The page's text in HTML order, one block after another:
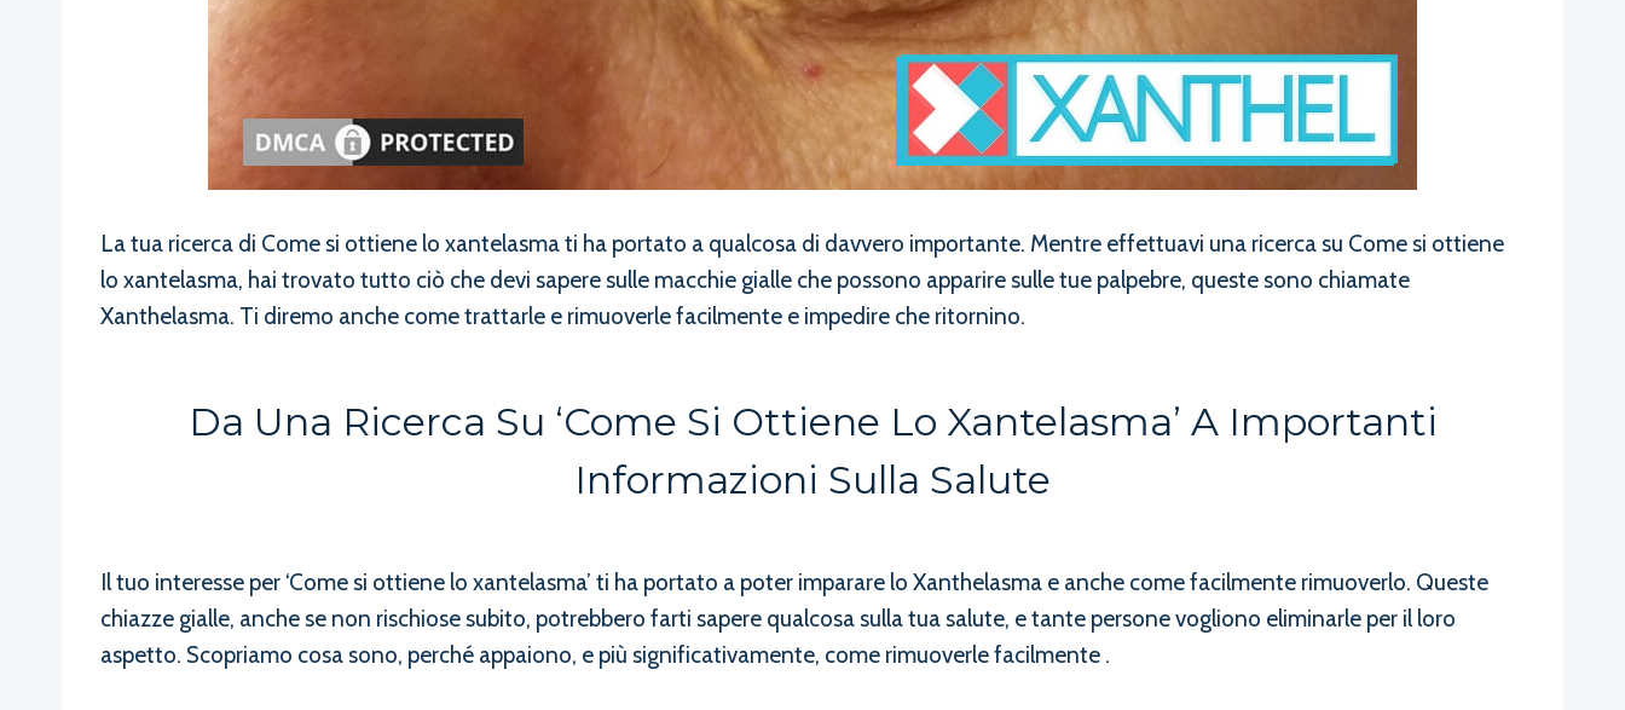
La tua ricerca di Come si ottiene lo xantelasma ti ha portato a qualcosa di davvero importante. Mentre effettuavi una ricerca su Come si ottiene
lo xantelasma, hai trovato tutto ciò che devi sapere sulle macchie gialle che possono apparire sulle tue palpebre, queste sono chiamate
Xanthelasma. Ti diremo anche come trattarle e rimuoverle facilmente e impedire che ritornino.
Da Una Ricerca Su ‘Come Si Ottiene Lo Xantelasma’ A Importanti
Informazioni Sulla Salute
Il tuo interesse per ‘Come si ottiene lo xantelasma’ ti ha portato a poter imparare lo Xanthelasma e anche come facilmente rimuoverlo. Queste
chiazze gialle, anche se non rischiose subito, potrebbero farti sapere qualcosa sulla tua salute, e tante persone vogliono eliminarle per il loro
aspetto. Scopriamo cosa sono, perché appaiono, e più significativamente, come rimuoverle facilmente .